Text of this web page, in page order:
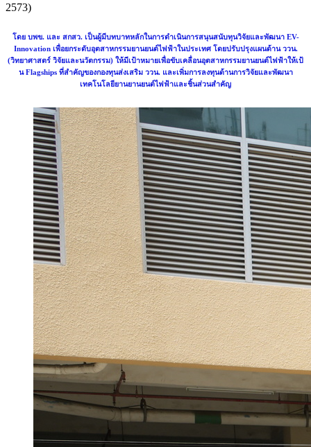
2573)
โดย บพข. และ สกสว. เป็นผู้มีบทบาทหลักในการดำเนินการสนุนสนับทุนวิจัยและพัฒนา EV-
Innovation เพื่อยกระดับอุตสาหกรรมยานยนต์ไฟฟ้าในประเทศ โดยปรับปรุงแผนด้าน ววน.
(วิทยาศาสตร์ วิจัยและนวัตกรรม) ให้มีเป้าหมายเพื่อขับเคลื่อนอุตสาหกรรมยานยนต์ไฟฟ้าให้เป้
น Flagships ที่สำคัญของกองทุนส่งเสริม ววน. และเพิ่มการลงทุนด้านการวิจัยและพัฒนา
เทคโนโลยียานยานยนต์ไฟฟ้าและชิ้นส่วนสำคัญ